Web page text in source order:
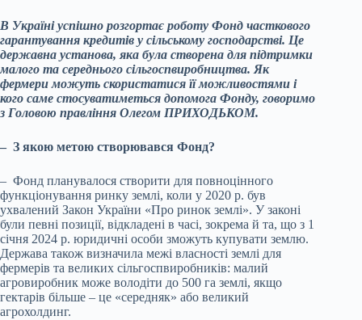
В Україні успішно розгортає роботу Фонд часткового
гарантування кредитів у сільському господарстві. Це
державна установа, яка була створена для підтримки
малого та середнього сільгоспвиробництва. Як
фермери можуть скористатися її можливостями і
кого саме стосуватиметься допомога Фонду, говоримо
з Головою правління Олегом ПРИХОДЬКОМ.
– З якою метою створювався Фонд?
– Фонд планувалося створити для повноцінного
функціонування ринку землі, коли у 2020 р. був
ухвалений Закон України «Про ринок землі». У законі
були певні позиції, відкладені в часі, зокрема й та, що з 1
січня 2024 р. юридичні особи зможуть купувати землю.
Держава також визначила межі власності землі для
фермерів та великих сільгоспвиробників: малий
агровиробник може володіти до 500 га землі, якщо
гектарів більше – це «середняк» або великий
агрохолдинг.